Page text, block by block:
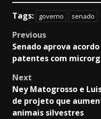
Tags: governo senado
Post
navigation
Previous
Senado aprova
patentes com
Next
Ney Matogrosso e
de projeto que
animais silvestres